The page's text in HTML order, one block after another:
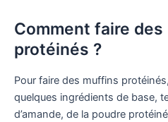
Comment faire
protéinés ?
Pour faire des muffins
quelques ingrédients de base,
d’amande, de la poudre